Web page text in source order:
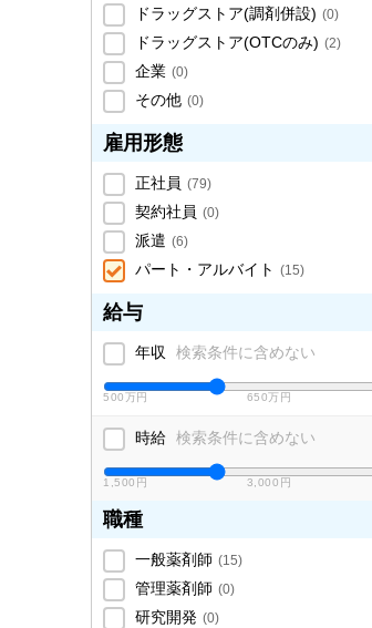
ドラッグストア(調剤併設) (0)
ドラッグストア(OTCのみ) (2)
企業 (0)
その他 (0)
雇用形態
正社員 (79)
契約社員 (0)
派遣 (6)
パート・アルバイト (15)
給与
年収 検索条件に含めない
500万円 650万円
時給 検索条件に含めない
1,500円 3,000円
職種
一般薬剤師 (15)
管理薬剤師 (0)
研究開発 (0)